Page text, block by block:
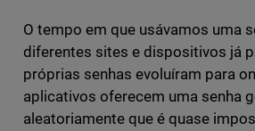
O tempo em que usávamos uma
diferentes sites e dispositivos já
próprias senhas evoluíram para
aplicativos oferecem uma senha
aleatoriamente que é quase